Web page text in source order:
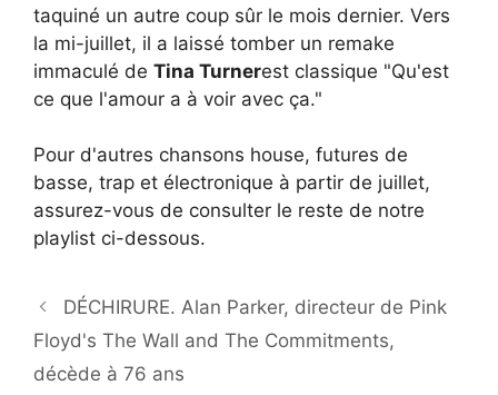
taquiné un autre coup sûr le mois dernier. Vers
la mi-juillet, il a laissé tomber un remake
immaculé de Tina Turnerest classique "Qu'est
ce que l'amour a à voir avec ça."
Pour d'autres chansons house, futures de
basse, trap et électronique à partir de juillet,
assurez-vous de consulter le reste de notre
playlist ci-dessous.
DÉCHIRURE. Alan Parker, directeur de Pink
Floyd's The Wall and The Commitments,
décède à 76 ans